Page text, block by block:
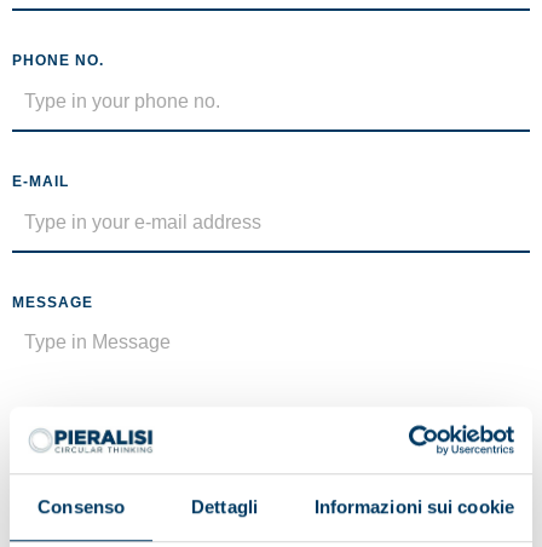
Consenso Dettagli Informazioni sui cookie
PHONE NO.
E-MAIL
MESSAGE